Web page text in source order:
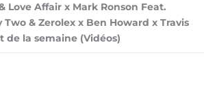
Love Affair x Mark Ronson Feat.
Two & Zerolex x Ben Howard x Travis
de la semaine (Vidéos)